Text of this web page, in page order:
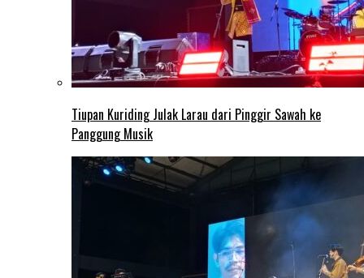
Tiupan Kuriding Julak Larau dari Pinggir Sawah ke
Panggung Musik